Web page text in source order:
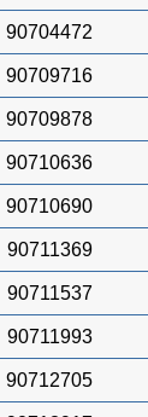
90704472
90709716
90709878
90710636
90710690
90711369
90711537
90711993
90712705